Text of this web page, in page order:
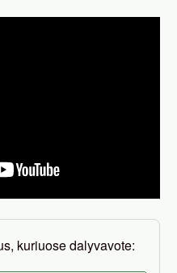
kuriuose dalyvavote: